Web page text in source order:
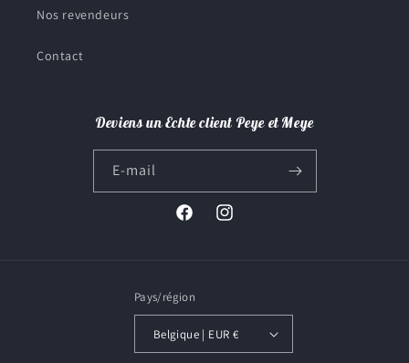
Nos revendeurs
Contact
Deviens un Echte client Peye et Meye
E-mail
FacebookInstagram
Pays/région
Belgique | EUR €